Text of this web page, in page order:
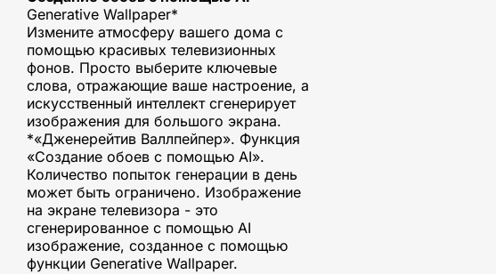
Generative Wallpaper*
Измените атмосферу вашего дома с
помощью красивых телевизионных
фонов. Просто выберите ключевые
слова, отражающие ваше настроение, а
искусственный интеллект сгенерирует
изображения для большого экрана.
*«Дженерейтив Валлпейпер». Функция
«Создание обоев с помощью AI».
Количество попыток генерации в день
может быть ограничено. Изображение
на экране телевизора - это
сгенерированное с помощью AI
изображение, созданное с помощью
функции Generative Wallpaper.